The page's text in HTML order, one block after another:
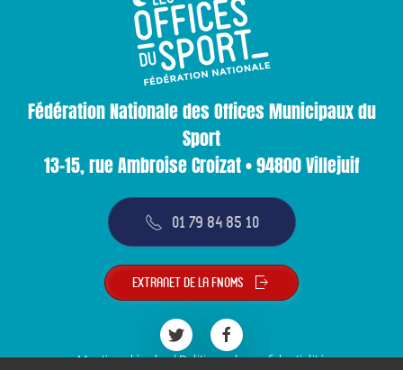
Fédération Nationale des Offices Municipaux du
Sport
13-15, rue Ambroise Croizat • 94800 Villejuif
01 79 84 85 10
Extranet de la FNOMS
Mentions légales|Politique de confidentialité